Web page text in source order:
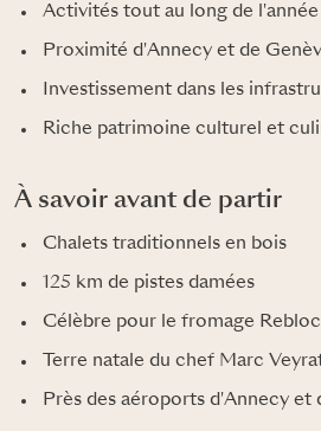
Activités tout au long de l'année
Proximité d'Annecy et de
Investissement dans les
Riche patrimoine culturel et
À savoir avant de partir
Chalets traditionnels en bois
125 km de pistes damées
Célèbre pour le fromage
Terre natale du chef Marc
Près des aéroports d'Annecy et